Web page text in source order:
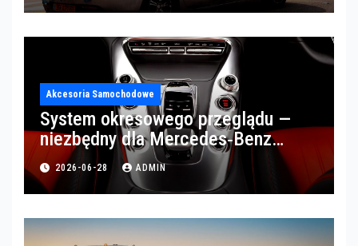
Akcesoria Samochodowe
System okresowego przeglądu —
niezbędny dla Mercedes‑Benz
Trucks w Poznaniu
2026-06-28 ADMIN